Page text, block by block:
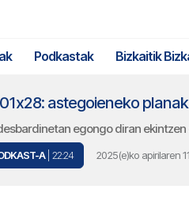
Podkastak Bizkaitik
astegoieneko
egongo diran
A | 22:24 2025(e)ko apirilaren